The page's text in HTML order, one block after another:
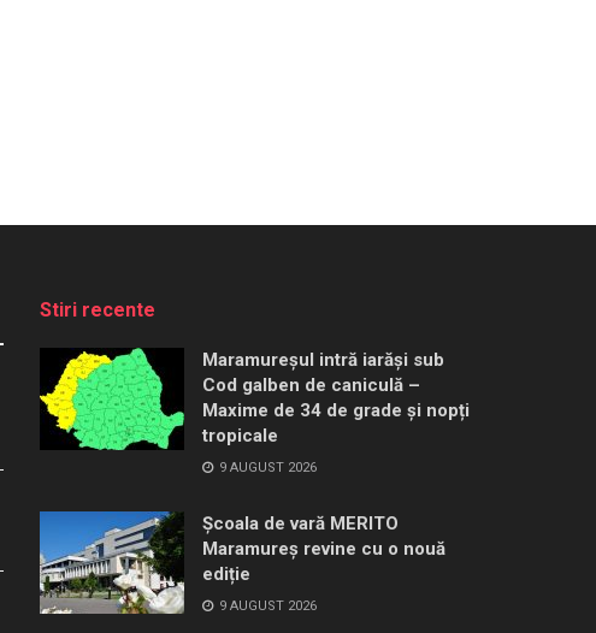
Stiri recente
Maramureșul intră iarăși sub
Cod galben de caniculă –
Maxime de 34 de grade și nopți
tropicale
9 AUGUST 2026
Școala de vară MERITO
Maramureș revine cu o nouă
ediție
9 AUGUST 2026